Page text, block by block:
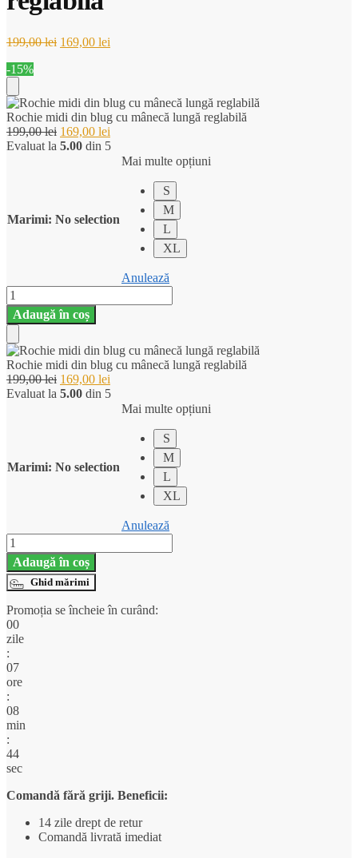
199,00lei Prețul
199,00 lei.
169,00 lei
-15%
Add
to
Rochie midi din blug cu mânecă lungă reglabilă
199,00lei Prețul
inițial
169,00 lei
curent
este:
Evaluat la 5.00 din 5
Marimi: No selection
Mai multe opțiuni
S
M
L
XL
Anulează
Cantitate
Rochie
midi
blug
cu
mânecă
lungă
Adaugă în coș
Add
to
Rochie midi din blug cu mânecă lungă reglabilă
199,00lei Prețul
inițial
169,00 lei
curent
este:
Evaluat la 5.00 din 5
Marimi: No selection
Mai multe opțiuni
S
M
L
XL
Anulează
Cantitate
Rochie
midi
din
cu
mânecă
lungă
reglabilă
Adaugă în coș
Ghid mărimi
Promoția se încheie în curând:
00
zile
:
07
ore
:
08
min
:
44
sec
Comandă fără griji. Beneficii:
14 zile drept de retur
Comandă livrată imediat